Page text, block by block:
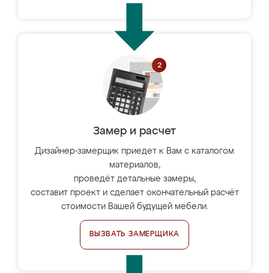
Замер и расчет
Дизайнер-замерщик приедет к Вам с каталогом
материалов,
проведёт детальные замеры,
составит проект и сделает окончательный расчёт
стоимости Вашей будущей мебели.
ВЫЗВАТЬ ЗАМЕРЩИКА